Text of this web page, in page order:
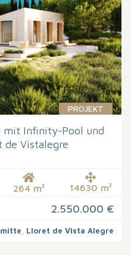
PROJEKT
mit Infinity-Pool und
de Vistalegre
264 m² 14630 m²
2.550.000 €
, Lloret de Vista Alegre